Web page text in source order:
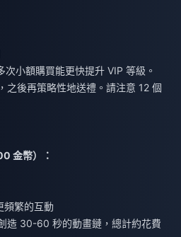
次小額購買能更快提升 VIP 等級。
之後再策略性地送禮。請注意 12 個
金幣）：
頻繁的互動
造 30-60 秒的動畫鏈，總計約花費